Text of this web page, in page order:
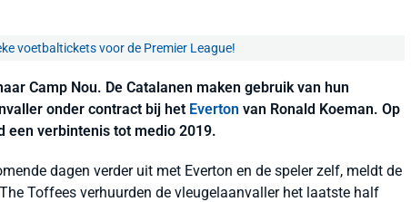
voetbaltickets voor de Premier League!
Camp Nou. De Catalanen maken gebruik van hun
onder contract bij het Everton van Ronald Koeman. Op
een verbintenis tot medio 2019.
dagen verder uit met Everton en de speler zelf, meldt de
Toffees verhuurden de vleugelaanvaller het laatste half